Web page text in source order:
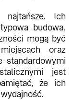
Ich
budowa.
mogą być
oraz
standardowymi
jest
że ich